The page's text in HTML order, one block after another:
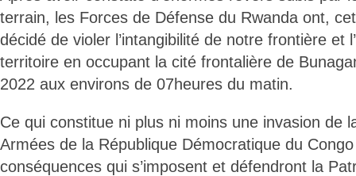
terrain, les Forces de Défense du Rwanda ont,
décidé de violer l’intangibilité de notre frontière et
territoire en occupant la cité frontalière de
2022 aux environs de 07heures du matin.
Ce qui constitue ni plus ni moins une invasion de
Armées de la République Démocratique du
conséquences qui s’imposent et défendront la